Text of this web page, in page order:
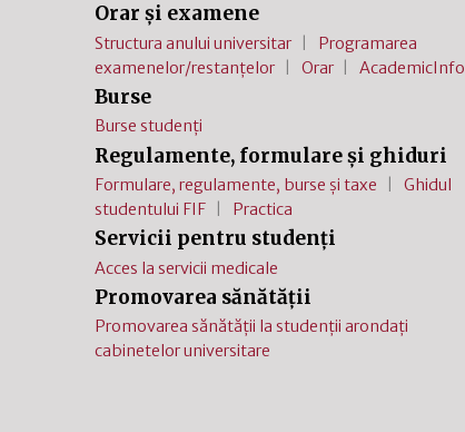
Orar și examene
Structura anului universitar
Programarea
examenelor/restanțelor
Orar AcademicInfo
Burse
Burse studenți
Regulamente, formulare și ghiduri
Formulare, regulamente, burse și taxe
Ghidul
studentului FIF
Practica
Servicii pentru studenți
Acces la servicii medicale
Promovarea sănătății
Promovarea sănătății la studenții arondați
cabinetelor universitare